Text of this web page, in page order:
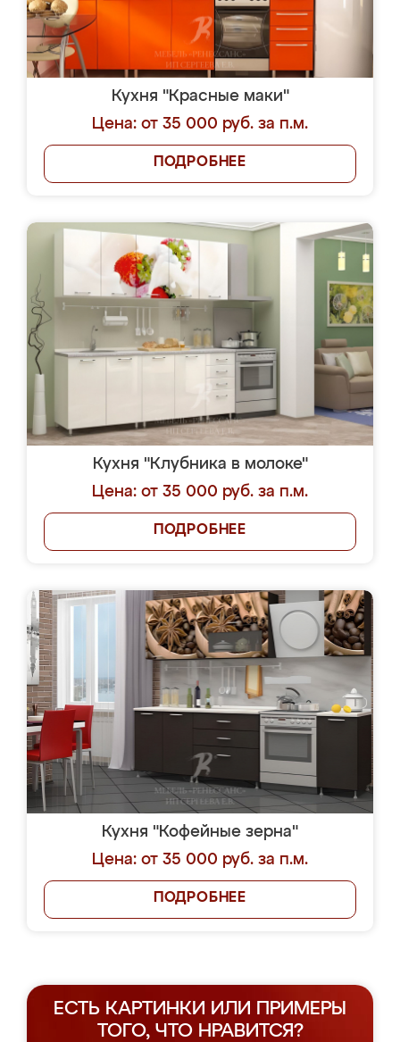
Кухня "Красные маки"
Цена: от 35 000 руб. за п.м.
ПОДРОБНЕЕ
Кухня "Клубника в молоке"
Цена: от 35 000 руб. за п.м.
ПОДРОБНЕЕ
Кухня "Кофейные зерна"
Цена: от 35 000 руб. за п.м.
ПОДРОБНЕЕ
ЕСТЬ КАРТИНКИ ИЛИ ПРИМЕРЫ
ТОГО, ЧТО НРАВИТСЯ?